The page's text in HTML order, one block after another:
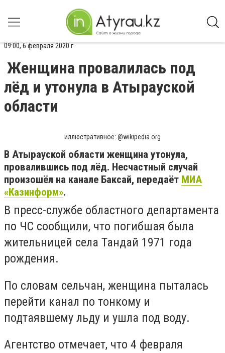
09:00, 6 февраля 2020 г.
Женщина провалилась под
лёд и утонула в Атырауской
области
иллюстративное: @wikipedia.org
В Атырауской области женщина утонула,
провалившись под лёд. Несчастный случай
произошёл на канале Баксай, передаёт МИА
«Казинформ».
В пресс-службе областного департамента
по ЧС сообщили, что погибшая была
жительницей села Тандай 1971 года
рождения.
По словам сельчан, женщина пыталась
перейти канал по тонкому и
подтаявшему льду и ушла под воду.
Агентство отмечает, что 4 февраля